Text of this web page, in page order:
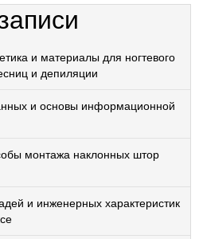
и материалы для ногтевого
и депиляции
и основы информационной
монтажа наклонных штор
и инженерных характеристик